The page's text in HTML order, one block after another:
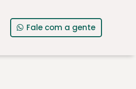
Fale com a gente